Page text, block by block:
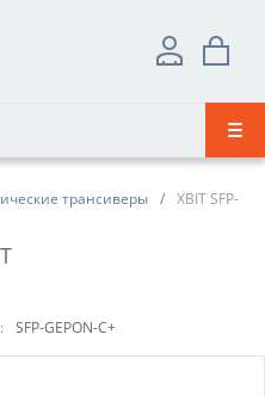
трансиверы
XBIT SFP-
SFP-GEPON-C+